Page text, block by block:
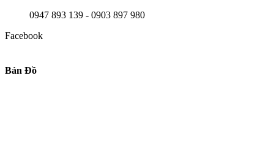
0947 893 139 - 0903 897 980
Facebook
Bản Đồ